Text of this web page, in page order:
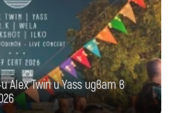
Alex Twin и Yass идват в